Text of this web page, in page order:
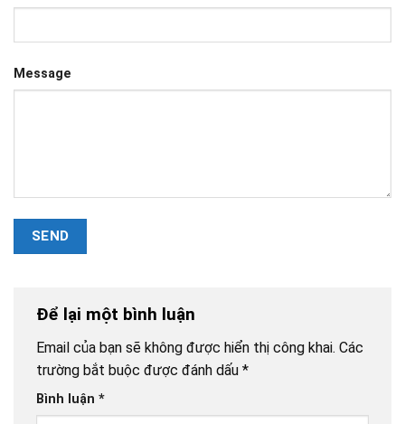
Message
Để lại một bình luận
Email của bạn sẽ không được hiển thị công khai. Các
trường bắt buộc được đánh dấu *
Bình luận *